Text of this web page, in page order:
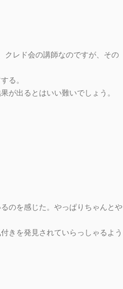
クレド会の講師なのですが、その
る。
が出るとはいい難いでしょう。
のを感じた。やっぱりちゃんとや
きを発見されていらっしゃるよう